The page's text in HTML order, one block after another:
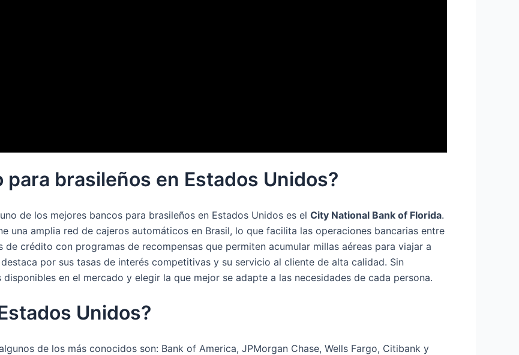
para brasileños en Estados Unidos?
de los mejores bancos para brasileños en Estados Unidos es el City National Bank of Florida.
una amplia red de cajeros automáticos en Brasil, lo que facilita las operaciones bancarias entre
crédito con programas de recompensas que permiten acumular millas aéreas para viajar a
por sus tasas de interés competitivas y su servicio al cliente de alta calidad. Sin
en el mercado y elegir la que mejor se adapte a las necesidades de cada persona.
Unidos?
de los más conocidos son: Bank of America, JPMorgan Chase, Wells Fargo, Citibank y